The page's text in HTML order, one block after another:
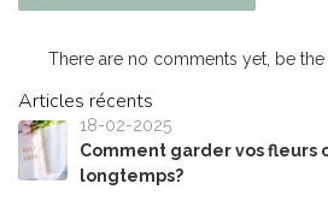
There are no comments yet, be
Articles récents
18-02-2025
Comment garder vos fleurs
longtemps?